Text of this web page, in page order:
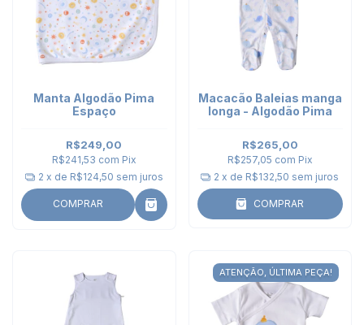
Manta Algodão Pima
Espaço
R$249,00
R$241,53 com Pix
2 x de R$124,50 sem juros
COMPRAR
Macacão Baleias manga
longa - Algodão Pima
R$265,00
R$257,05 com Pix
2 x de R$132,50 sem juros
COMPRAR
ATENÇÃO, ÚLTIMA PEÇA!